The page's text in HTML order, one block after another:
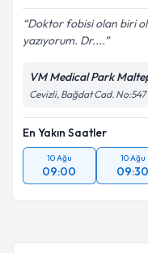
Doktor fobisi olan biri
yazıyorum. Dr....
VM Medical Park
Cevizli, Bağdat Cad. No:547
En Yakın Saatler
10 Ağu
09:00
10 Ağu
09:30